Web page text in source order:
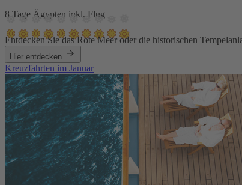
8 Tage Ägypten inkl. Flug
Entdecken Sie das Rote Meer oder die historischen
Hier entdecken
Kreuzfahrten im Januar